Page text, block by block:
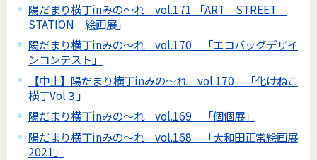
陽だまり横丁inみの～れ vol.171 「ART STREET
STATION 絵画展」
陽だまり横丁inみの～れ vol.170 「エコバッグデザイ
ンコンテスト」
【中止】陽だまり横丁inみの～れ vol.170 「化けねこ
横丁Vol３」
陽だまり横丁inみの～れ vol.169 「個個展」
陽だまり横丁inみの～れ vol.168 「大和田正常絵画展
2021」